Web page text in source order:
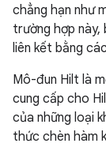
chẳng hạn như
trường hợp
liên kết bằng
Mô-đun Hilt là
cung cấp cho
của những loại
thức chèn hàm